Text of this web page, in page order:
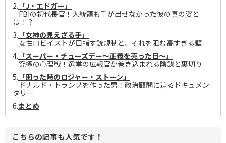
2. 「J・エドガー」
FBIの初代長官！大統領も手が出せなかった彼の真の姿と
は！？
3. 「女神の見えざる手」
女性ロビイストが目指す銃規制と、それを阻む高すぎる壁
4. 「スーパー・チューズデー～正義を売った日～」
究極の心理戦！選挙の広報官が巻き込まれる陰謀と裏切り
5. 「困った時のロジャー・ストーン」
ドナルド・トランプを作った男！政治顧問に迫るドキュメン
タリー
6.まとめ
こちらの記事も人気です！